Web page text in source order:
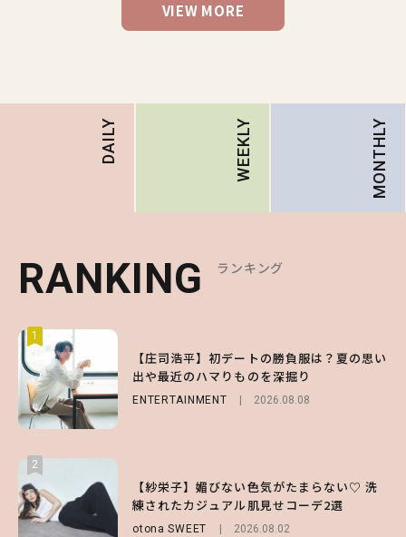
VIEW MORE
DAILY WEEKLY MONTHLY
RANKING ランキング
1
【庄司浩平】初デートの勝負服は？夏の思い
出や最近のハマりものを深掘り
ENTERTAINMENT 2026.08.08
2
【紗栄子】媚びない色気がたまらない♡ 洗
練されたカジュアル肌見せコーデ2選
otona SWEET 2026.08.02
RANKING ランキング
1
【大原優乃】夏メイクはプレイフルに！ドキ
ッとしちゃう色っぽ“うるみ目”のつくり方
BEAUTY 2026.08.01
2
【森香澄】理想のスタイルはどう作る？体型
キープの秘訣や夏の過ごし方など独占インタ
ビュー！
RANKING ランキング
1
【SNIDEL】長濱ねるとロマンティックトラ
ッドな秋はじめ｜2026秋の新作コーデ4選
FASHION Sponsored 2026.07.10
2
【付録】総柄ハローキティが可愛すぎ♡ 紀
ノ国屋コラボの“優秀保冷バッグ”は夏の強
い味方！【オトナミューズ9月号増刊】